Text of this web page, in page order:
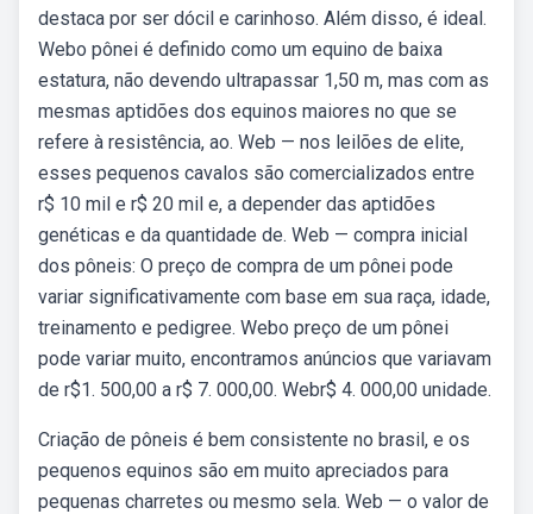
destaca por ser dócil e carinhoso. Além disso, é ideal.
Webo pônei é definido como um equino de baixa
estatura, não devendo ultrapassar 1,50 m, mas com as
mesmas aptidões dos equinos maiores no que se
refere à resistência, ao. Web — nos leilões de elite,
esses pequenos cavalos são comercializados entre
r$ 10 mil e r$ 20 mil e, a depender das aptidões
genéticas e da quantidade de. Web — compra inicial
dos pôneis: O preço de compra de um pônei pode
variar significativamente com base em sua raça, idade,
treinamento e pedigree. Webo preço de um pônei
pode variar muito, encontramos anúncios que variavam
de r$1. 500,00 a r$ 7. 000,00. Webr$ 4. 000,00 unidade.
Criação de pôneis é bem consistente no brasil, e os
pequenos equinos são em muito apreciados para
pequenas charretes ou mesmo sela. Web — o valor de